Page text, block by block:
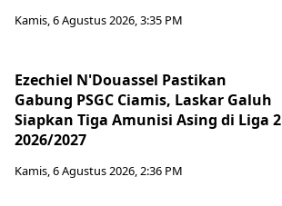
Kamis, 6 Agustus 2026, 3:35 PM
Ezechiel N'Douassel Pastikan
Gabung PSGC Ciamis, Laskar Galuh
Siapkan Tiga Amunisi Asing di Liga 2
2026/2027
Kamis, 6 Agustus 2026, 2:36 PM